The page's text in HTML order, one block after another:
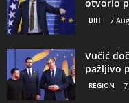
otvorio
BIH 7
Vučić
pažljivo
REGION